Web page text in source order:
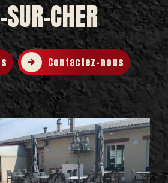
CHER
Contactez-nous